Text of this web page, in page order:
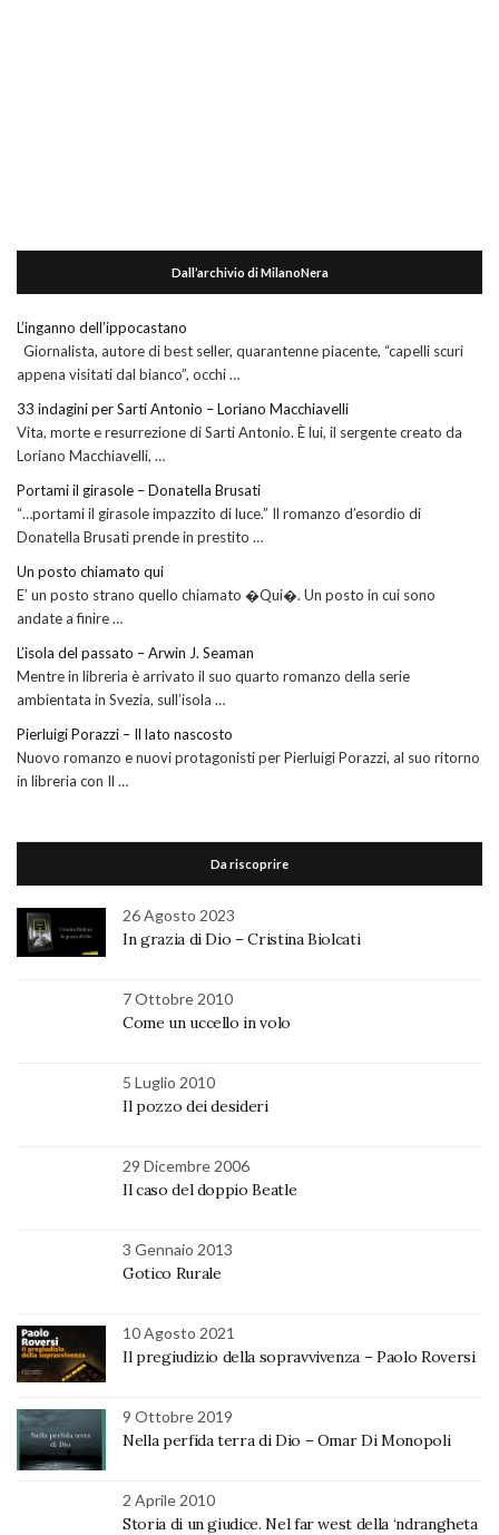
Dall’archivio di MilanoNera
L’inganno dell’ippocastano
Giornalista, autore di best seller, quarantenne piacente, “capelli scuri
appena visitati dal bianco”, occhi …
33 indagini per Sarti Antonio – Loriano Macchiavelli
Vita, morte e resurrezione di Sarti Antonio. È lui, il sergente creato da
Loriano Macchiavelli, …
Portami il girasole – Donatella Brusati
“…portami il girasole impazzito di luce.” Il romanzo d’esordio di
Donatella Brusati prende in prestito …
Un posto chiamato qui
E’ un posto strano quello chiamato �Qui�. Un posto in cui sono
andate a finire …
L’isola del passato – Arwin J. Seaman
Mentre in libreria è arrivato il suo quarto romanzo della serie
ambientata in Svezia, sull’isola …
Pierluigi Porazzi – Il lato nascosto
Nuovo romanzo e nuovi protagonisti per Pierluigi Porazzi, al suo ritorno
in libreria con Il …
Da riscoprire
26 Agosto 2023
In grazia di Dio – Cristina Biolcati
7 Ottobre 2010
Come un uccello in volo
5 Luglio 2010
Il pozzo dei desideri
29 Dicembre 2006
Il caso del doppio Beatle
3 Gennaio 2013
Gotico Rurale
10 Agosto 2021
Il pregiudizio della sopravvivenza – Paolo Roversi
9 Ottobre 2019
Nella perfida terra di Dio – Omar Di Monopoli
2 Aprile 2010
Storia di un giudice. Nel far west della ‘ndrangheta